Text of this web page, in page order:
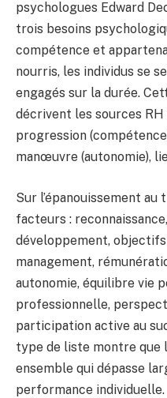
psychologues Edward
trois besoins
compétence et
nourris, les individus se
engagés sur la durée.
décrivent les sources RH
progression
manœuvre (autonomie),
Sur l’épanouissement
facteurs :
développement,
management,
autonomie, équilibre vie
professionnelle,
participation active au
type de liste montre que
ensemble qui dépasse
performance individuelle.